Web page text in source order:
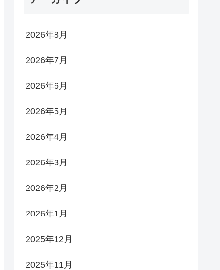
2026年8月
2026年7月
2026年6月
2026年5月
2026年4月
2026年3月
2026年2月
2026年1月
2025年12月
2025年11月